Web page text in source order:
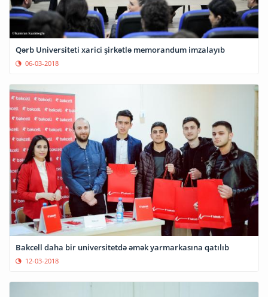
Qərb Universiteti xarici şirkətlə memorandum imzalayıb
06-03-2018
Bakcell daha bir universitetdə əmək yarmarkasına qatılıb
12-03-2018